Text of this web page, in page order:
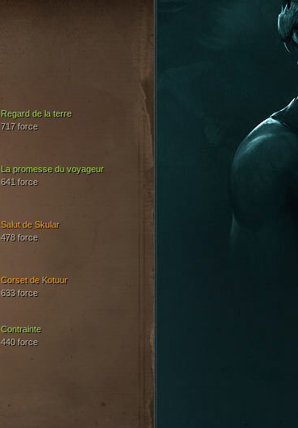
Regard de la terre
717 force
Salut de Skular
478 force
Corset de Kotuur
633 force
Contrainte
440 force
La promesse du voyageur
641 force